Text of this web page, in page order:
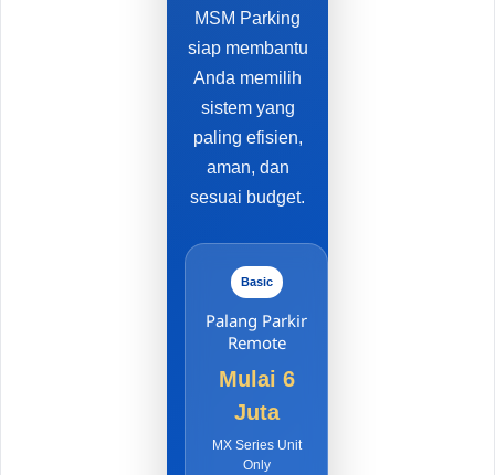
MSM Parking
siap membantu
Anda memilih
sistem yang
paling efisien,
aman, dan
sesuai budget.
Basic
Palang Parkir
Remote
Mulai 6
Juta
MX Series Unit
Only